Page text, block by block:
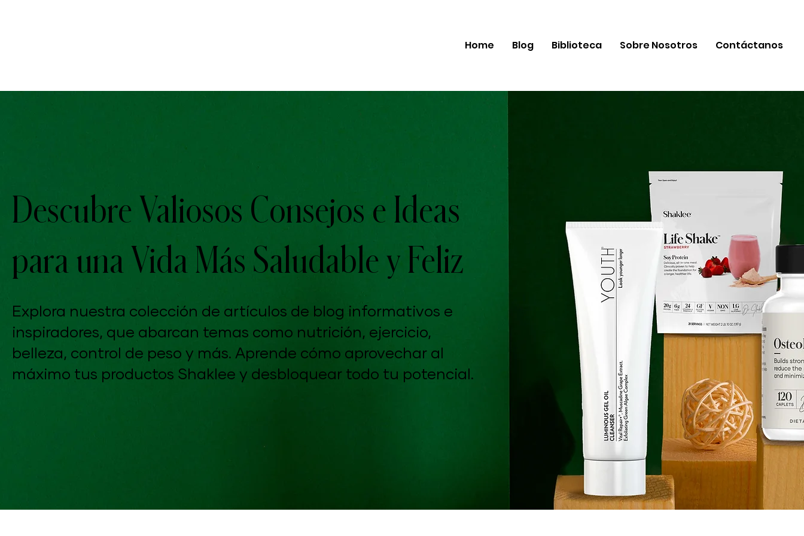
Home Blog Biblioteca Sobre Nosotros Contáctanos
Descubre Valiosos Consejos e Ideas
para una Vida Más Saludable y Feliz
Explora nuestra colección de artículos de blog informativos e
inspiradores, que abarcan temas como nutrición, ejercicio,
belleza, control de peso y más. Aprende cómo aprovechar al
máximo tus productos Shaklee y desbloquear todo tu potencial.